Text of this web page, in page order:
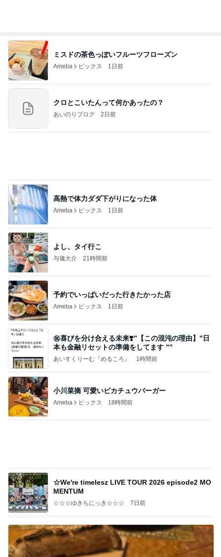
ミスドの茶色っぽいフルーツフローズン
Amebaトピックス 1日前
クロとこいたんって何かあったの？
あいのりブログ 2日前
高熱で体力ダダ下がりになった体
Amebaトピックス 1日前
よし、タイ行こ
与儀大介 21時間前
予約でいっぱいだった行きたかった店
Amebaトピックス 1日前
㊗️喜びを分け合える未来❣️”【この混沌の理由】”⽇
本も⾦融リセットの準備をしてます ””
あいすくりーむ『めるころ』 1時間前
小川菜摘 可愛いピカチュウバーガー
Amebaトピックス 18時間前
☆We're timelesz LIVE TOUR 2026 episode2 MO
MENTUM
☆☆☆ゆきちにっき☆☆☆ 7日前